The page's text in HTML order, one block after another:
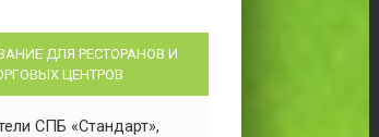
ДЛЯ РЕСТОРАНОВ И
ЦЕНТРОВ
СПБ «Стандарт»,